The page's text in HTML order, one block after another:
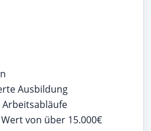
Ausbildung
von über 15.000€